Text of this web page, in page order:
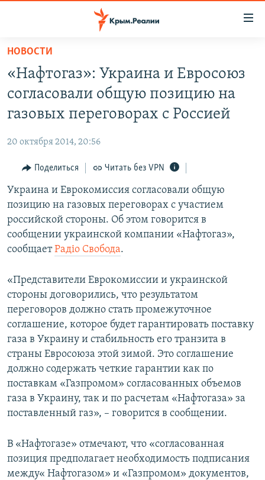
Вернуться
основному
содержанию
главной
навигации
Вернутся
поиску
НОВОСТИ
СПЕЦПРОЕКТЫ
11 ЛЕТ ОККУПАЦИИ КРЫМА. 11 ИСТОРИЙ СОПРОТИВЛЕНИЯ
ЕЩЕ
ИНТЕРАКТИВ
ИНФОГРАФИКА
ТЕЛЕПРОЕКТ КРЫМ.РЕАЛИИ
СОВЕТЫ ПРАВОЗАЩИТНИКОВ
ПРОПАВШИЕ БЕЗ ВЕСТИ
ПОБЕДИТЕЛЕЙ НЕ СУДЯТ?
КРЫМ.НЕПОКОРЕННЫЙ
УКРАИНСКАЯ ПРОБЛЕМА КРЫМА
РАДІО СВОБОДА
КАК ОБОЙТИ БЛОКИРОВКУ
Українською
Qırımtatar
ПРИСОЕДИНЯЙТЕСЬ!
Все сайты RFE/RL
НОВОСТИ
«Нафтогаз»: Украина и Евросоюз
согласовали общую позицию на
газовых переговорах с Россией
20 октября 2014, 20:56
Поделиться Читать без VPN
Украина и Еврокомиссия согласовали общую
позицию на газовых переговорах с участием
российской стороны. Об этом говорится в
сообщении украинской компании «Нафтогаз»,
сообщаетРадiо Свобода.
«Представители Еврокомиссии и украинской
стороны договорились, что результатом
переговоров должно стать промежуточное
соглашение, которое будет гарантировать поставку
газа в Украину и стабильность его транзита в
страны Евросоюза этой зимой. Это соглашение
должно содержать четкие гарантии как по
поставкам «Газпромом» согласованных объемов
газа в Украину, так и по расчетам «Нафтогаза» за
поставленный газ», – говорится в сообщении.
В «Нафтогазе» отмечают, что «согласованная
позиция предполагает необходимость подписания
между« Нафтогазом» и «Газпромом» документов,